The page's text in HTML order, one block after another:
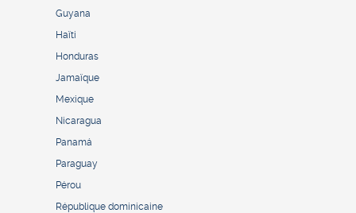
Guyana
Haïti
Honduras
Jamaïque
Mexique
Nicaragua
Panamá
Paraguay
Pérou
République dominicaine